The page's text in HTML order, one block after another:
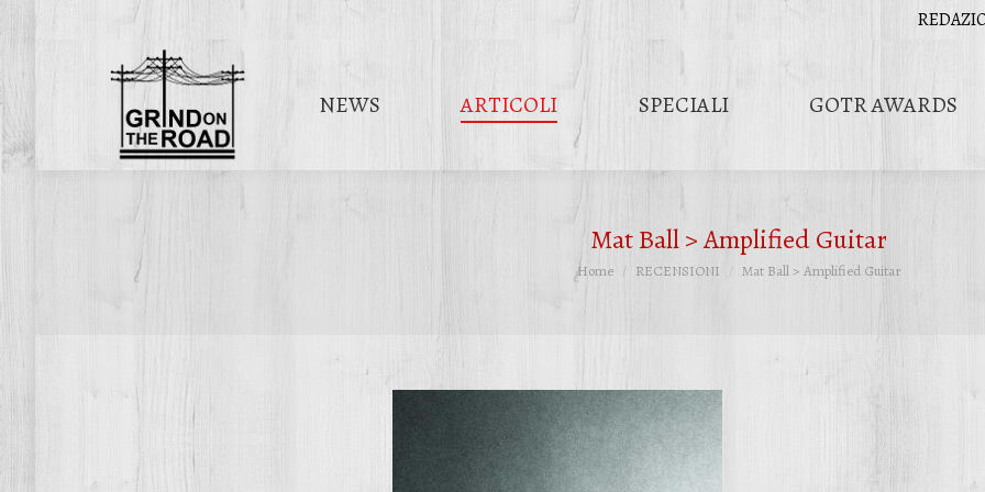
NEWS ARTICOLI SPECIALI GOTR AWARDS
Mat Ball > Amplified Guitar
Tu sei qui:
Home RECENSIONI Mat Ball > Amplified Guitar